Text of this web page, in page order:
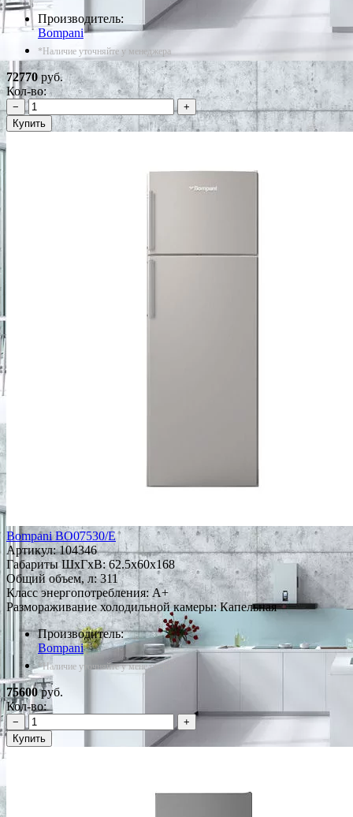
Производитель:
Bompani
*Наличие уточняйте у менеджера
72770 руб.
Кол-во:
−
+
Купить
Bompani BO07530/E
Артикул:104346
Габариты ШxГxВ: 62.5x60x168
Общий объем, л: 311
Класс энергопотребления: A+
Размораживание холодильной камеры: Капельная
Производитель:
Bompani
*Наличие уточняйте у менеджера
75600руб.
Кол-во:
−
+
Купить